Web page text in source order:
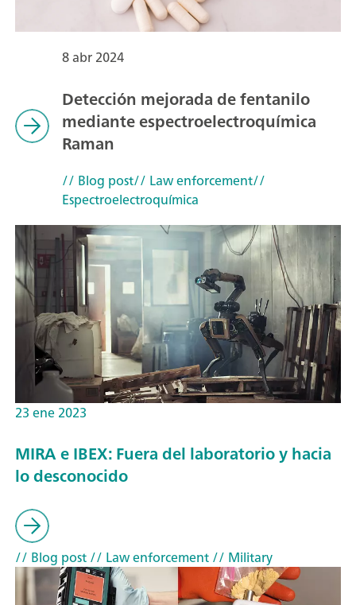
8 abr 2024
Detección mejorada de fentanilo
mediante espectroelectroquímica
Raman
// Blog post// Law enforcement//
Espectroelectroquímica
23 ene 2023
MIRA e IBEX: Fuera del laboratorio y hacia
lo desconocido
// Blog post// Law enforcement// Military